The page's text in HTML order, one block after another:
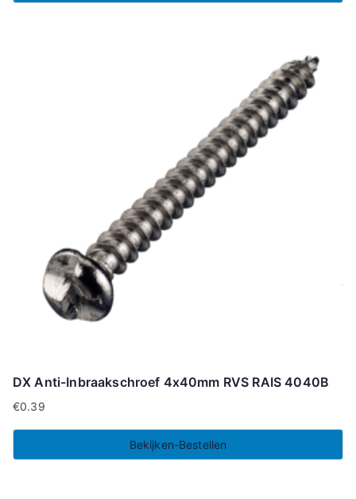
DX Anti-Inbraakschroef 4x40mm RVS RAIS 4040B
€0.39
Bekijken-Bestellen